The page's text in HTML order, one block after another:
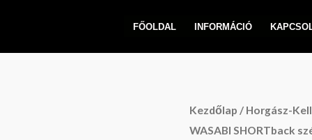
FŐOLDAL INFORMÁCIÓ
Kezdőlap / Horgász-
WASABI SHORTback
Delphin
WASABI